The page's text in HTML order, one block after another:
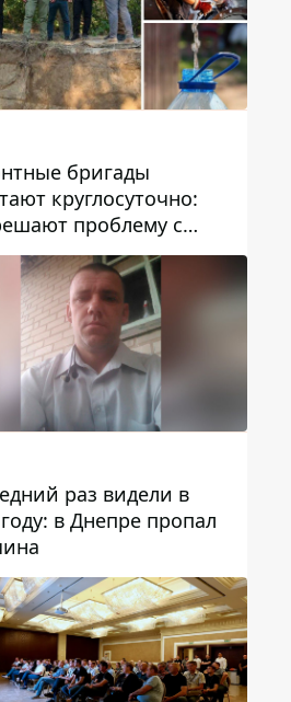
бригады
круглосуточно:
проблему с
в Марганецкой
раз видели в
в Днепре пропал